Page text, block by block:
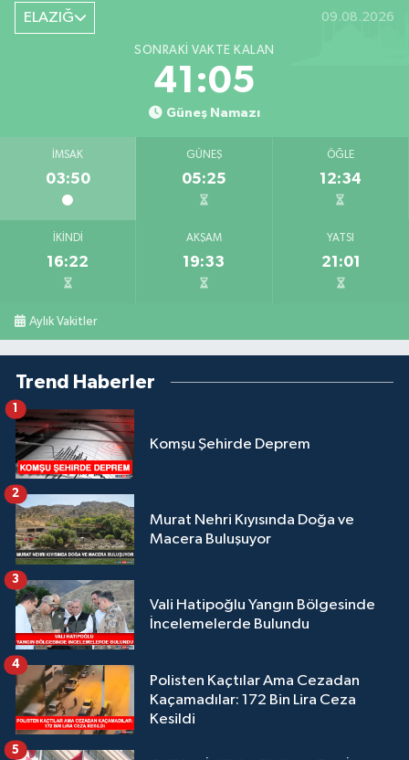
ELAZIĞ 09.08.2026
SONRAKI VAKTE KALAN
41:05
Güneş Namazı
İMSAK
03:50
GÜNEŞ
05:25
ÖĞLE
12:34
İKINDI
16:22
AKŞAM
19:33
YATSI
21:01
Aylık Vakitler
Trend Haberler
Komşu Şehirde Deprem
Murat Nehri Kıyısında Doğa ve
Macera Buluşuyor
2
Vali Hatipoğlu Yangın Bölgesinde
İncelemelerde Bulundu
3
Polisten Kaçtılar Ama Cezadan
Kaçamadılar: 172 Bin Lira Ceza
Kesildi
4
5